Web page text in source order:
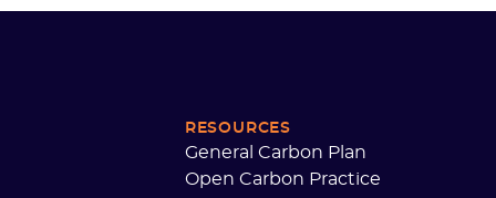
RESOURCES
General Carbon Plan
Open Carbon Practice